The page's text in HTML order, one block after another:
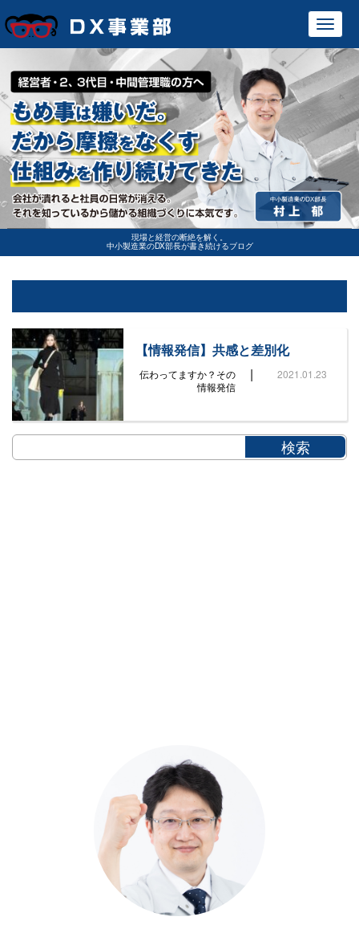
現場と経営の断絶を解く。
中小製造業のDX部長が書き続けるブログ
【情報発信】共感と差別化
伝わってますか？その
情報発信
| 2021.01.23